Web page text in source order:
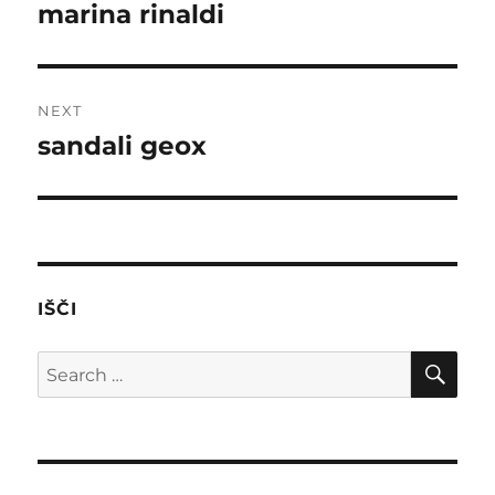
Previous
marina rinaldi
NEXT
Next
sandali geox
IŠČI
Search
for: